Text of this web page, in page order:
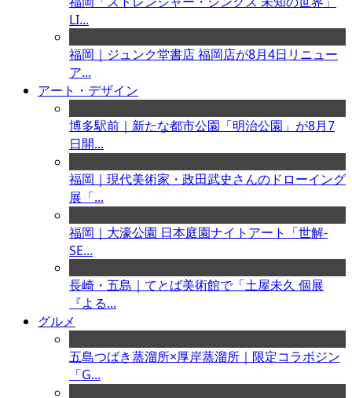
LI...
福岡｜ジュンク堂書店 福岡店が8月4日リニュー
ア...
アート・デザイン
博多駅前｜新たな都市公園「明治公園」が8月7
日開...
福岡｜現代美術家・政田武史さんのドローイング
展「...
福岡｜大濠公園 日本庭園ナイトアート「世解-
SE...
長崎・五島｜てとば美術館で「土屋未久 個展
『よる...
グルメ
五島つばき蒸溜所×厚岸蒸溜所｜限定コラボジン
「G...